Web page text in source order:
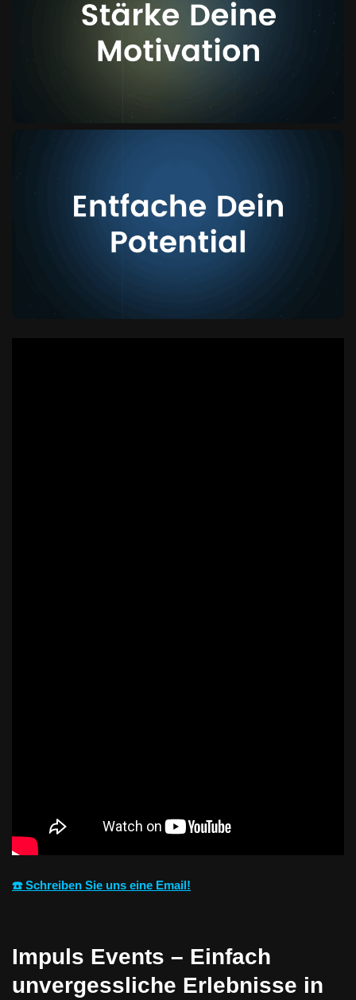
☎️ Schreiben Sie uns eine Email!
Impuls Events – Einfach
unvergessliche Erlebnisse in